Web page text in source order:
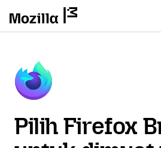
Pilih Firefox